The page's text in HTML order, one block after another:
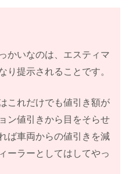
かいなのは、エスティマ
り提示されることです。
これだけでも値引き額が
ン値引きから目をそらせ
ば車両からの値引きを減
ーラーとしてはしてやっ